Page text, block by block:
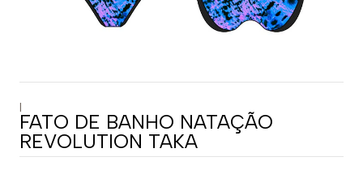
|
FATO DE BANHO NATAÇÃO
REVOLUTION TAKA